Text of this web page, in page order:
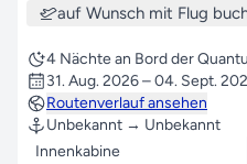
auf Wunsch mit Flug
4 Nächte an Bord der
31. Aug. 2026 – 04. Sept.
Routenverlauf ansehen
Unbekannt → Unbekannt
Innenkabine